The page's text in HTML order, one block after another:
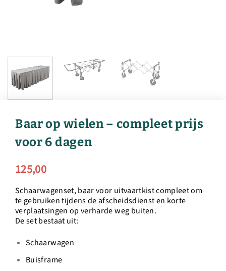
Baar op wielen – compleet prijs
voor 6 dagen
125,00
Schaarwagenset, baar voor uitvaartkist compleet om
te gebruiken tijdens de afscheidsdienst en korte
verplaatsingen op verharde weg buiten.
De set bestaat uit:
Schaarwagen
Buisframe